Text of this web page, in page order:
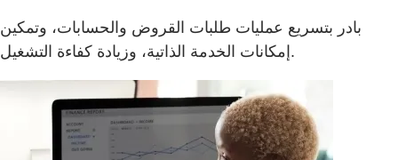
بادر بتسريع عمليات طلبات القروض والحسابات، وتمكين
إمكانات الخدمة الذاتية، وزيادة كفاءة التشغيل.